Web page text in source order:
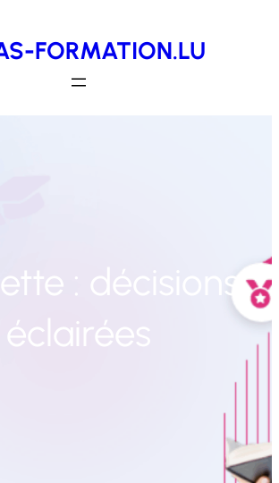
FORMATION.LU
: décisions
éclairées